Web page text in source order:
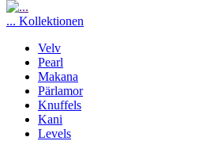
... Kollektionen
Velv
Pearl
Makana
Pärlamor
Knuffels
Kani
Levels